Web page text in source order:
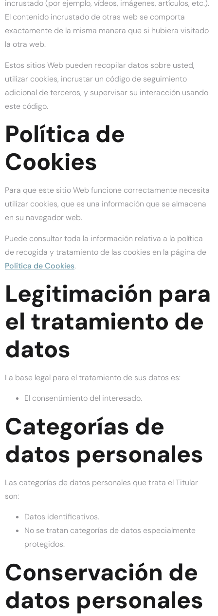
incrustado (por ejemplo, vídeos, imágenes, artículos, etc.).
El contenido incrustado de otras web se comporta
exactamente de la misma manera que si hubiera visitado
la otra web.
Estos sitios Web pueden recopilar datos sobre usted,
utilizar cookies, incrustar un código de seguimiento
adicional de terceros, y supervisar su interacción usando
este código.
Política de
Cookies
Para que este sitio Web funcione correctamente necesita
utilizar cookies, que es una información que se almacena
en su navegador web.
Puede consultar toda la información relativa a la política
de recogida y tratamiento de las cookies en la página de
Política de Cookies.
Legitimación para
el tratamiento de
datos
La base legal para el tratamiento de sus datos es:
El consentimiento del interesado.
Categorías de
datos personales
Las categorías de datos personales que trata el Titular
son:
Datos identificativos.
No se tratan categorías de datos especialmente
protegidos.
Conservación de
datos personales